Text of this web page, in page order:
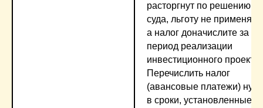
расторгнут по решению
суда, льготу не
а налог доначислите за
период реализации
инвестиционного проекта.
Перечислить налог
(авансовые платежи)
в сроки, установленные